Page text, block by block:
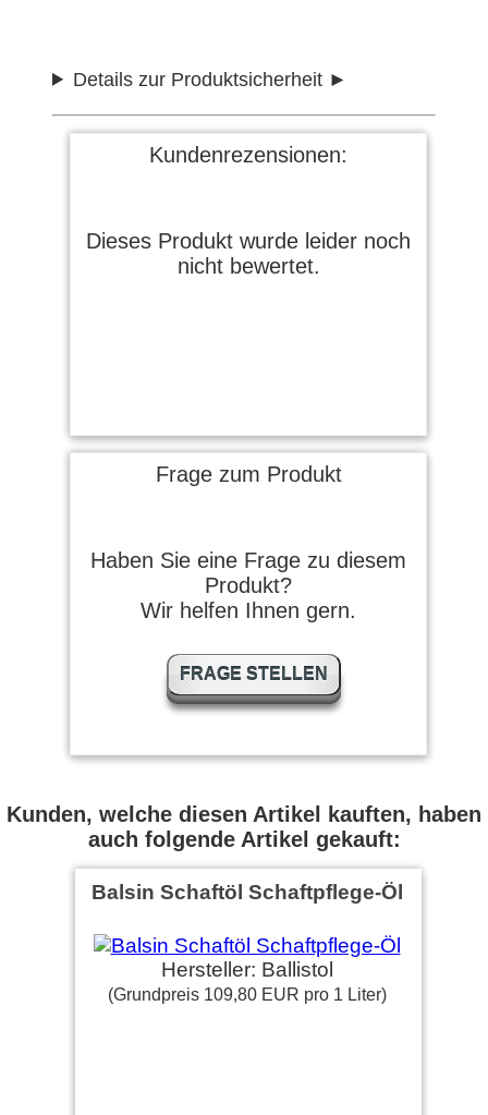
Details zur Produktsicherheit
Kundenrezensionen:
Dieses Produkt wurde leider noch
nicht bewertet.
Frage zum Produkt
Haben Sie eine Frage zu diesem
Produkt?
Wir helfen Ihnen gern.
FRAGE STELLEN
Kunden, welche diesen Artikel kauften, haben
auch folgende Artikel gekauft:
Balsin Schaftöl Schaftpflege-Öl
Hersteller: Ballistol
(Grundpreis 109,80 EUR pro 1 Liter)